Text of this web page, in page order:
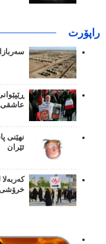
راپۆرت
عاشقی
نهێنی
ئێران
خرۆشی